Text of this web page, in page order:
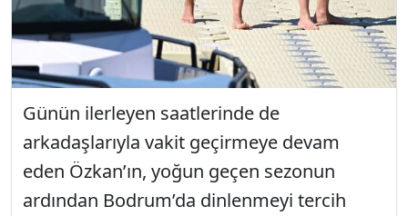
Günün ilerleyen saatlerinde de
arkadaşlarıyla vakit geçirmeye devam
eden Özkan’ın, yoğun geçen sezonun
ardından Bodrum’da dinlenmeyi tercih